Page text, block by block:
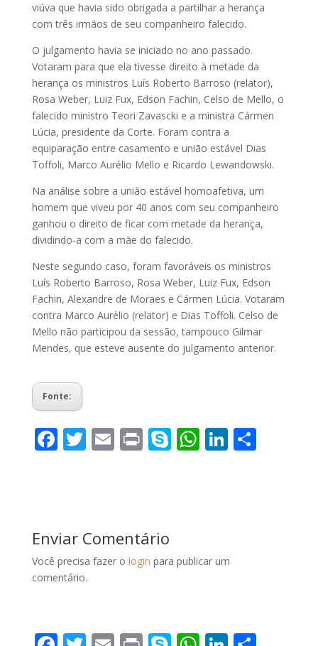
viúva que havia sido obrigada a partilhar a herança
com três irmãos de seu companheiro falecido.
O julgamento havia se iniciado no ano passado.
Votaram para que ela tivesse direito à metade da
herança os ministros Luís Roberto Barroso (relator),
Rosa Weber, Luiz Fux, Edson Fachin, Celso de Mello, o
falecido ministro Teori Zavascki e a ministra Cármen
Lúcia, presidente da Corte. Foram contra a
equiparação entre casamento e união estável Dias
Toffoli, Marco Aurélio Mello e Ricardo Lewandowski.
Na análise sobre a união estável homoafetiva, um
homem que viveu por 40 anos com seu companheiro
ganhou o direito de ficar com metade da herança,
dividindo-a com a mãe do falecido.
Neste segundo caso, foram favoráveis os ministros
Luís Roberto Barroso, Rosa Weber, Luiz Fux, Edson
Fachin, Alexandre de Moraes e Cármen Lúcia. Votaram
contra Marco Aurélio (relator) e Dias Toffoli. Celso de
Mello não participou da sessão, tampouco Gilmar
Mendes, que esteve ausente do julgamento anterior.
Fonte:
F
o
o
k
T E PrS W
p
p
Li
n
S
Enviar Comentário
Você precisa fazer o login para publicar um
comentário.